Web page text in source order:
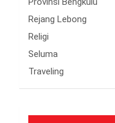
Rejang Lebong
Religi
Seluma
Traveling